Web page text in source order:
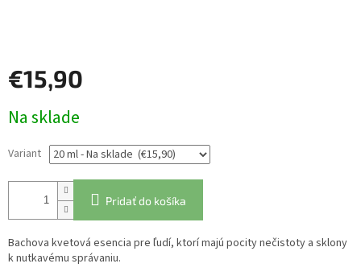
€15,90
cena:
Na sklade
Variant
Pridať do košíka
Bachova kvetová esencia pre ľudí, ktorí majú pocity nečistoty a sklony
k nutkavému správaniu.